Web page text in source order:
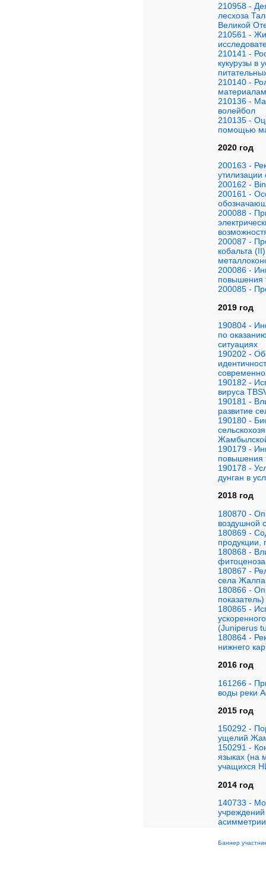
210958 -
лесхоза
Великой
210561 -
210141 -
кукурузы в
210140 -
материалам
210136 -
волейбол
210135 -
помощью
2020 год
200163 -
утилизации
200162 -
200161 -
200088 -
200087 -
кобальта
200086 -
повышения
200085 -
2019 год
190804 -
по
ситуациях
190202 -
190182 -
вируса
190181 -
развитие
190180 -
190179 -
повышения
190178 -
дунган в
2018 год
180870 -
воздушной
180869 -
180868 -
180867 -
села
180866 -
180865 -
(Juniperus
180864 -
нижнего
2016 год
161266 -
воды реки
2015 год
150292 -
ущелий
150291 -
языках (на
учащихся
2014 год
140733 -
Баннер